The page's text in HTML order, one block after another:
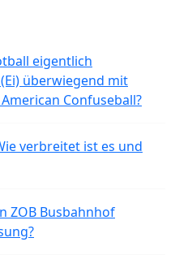
eigentlich
überwiegend mit
Confuseball?
verbreitet ist es und
ZOB Busbahnhof